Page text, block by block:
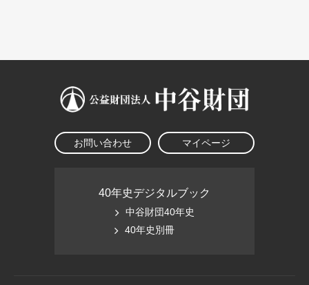
お問い合わせ マイページ
40年史デジタルブック
中谷財団40年史
40年史別冊